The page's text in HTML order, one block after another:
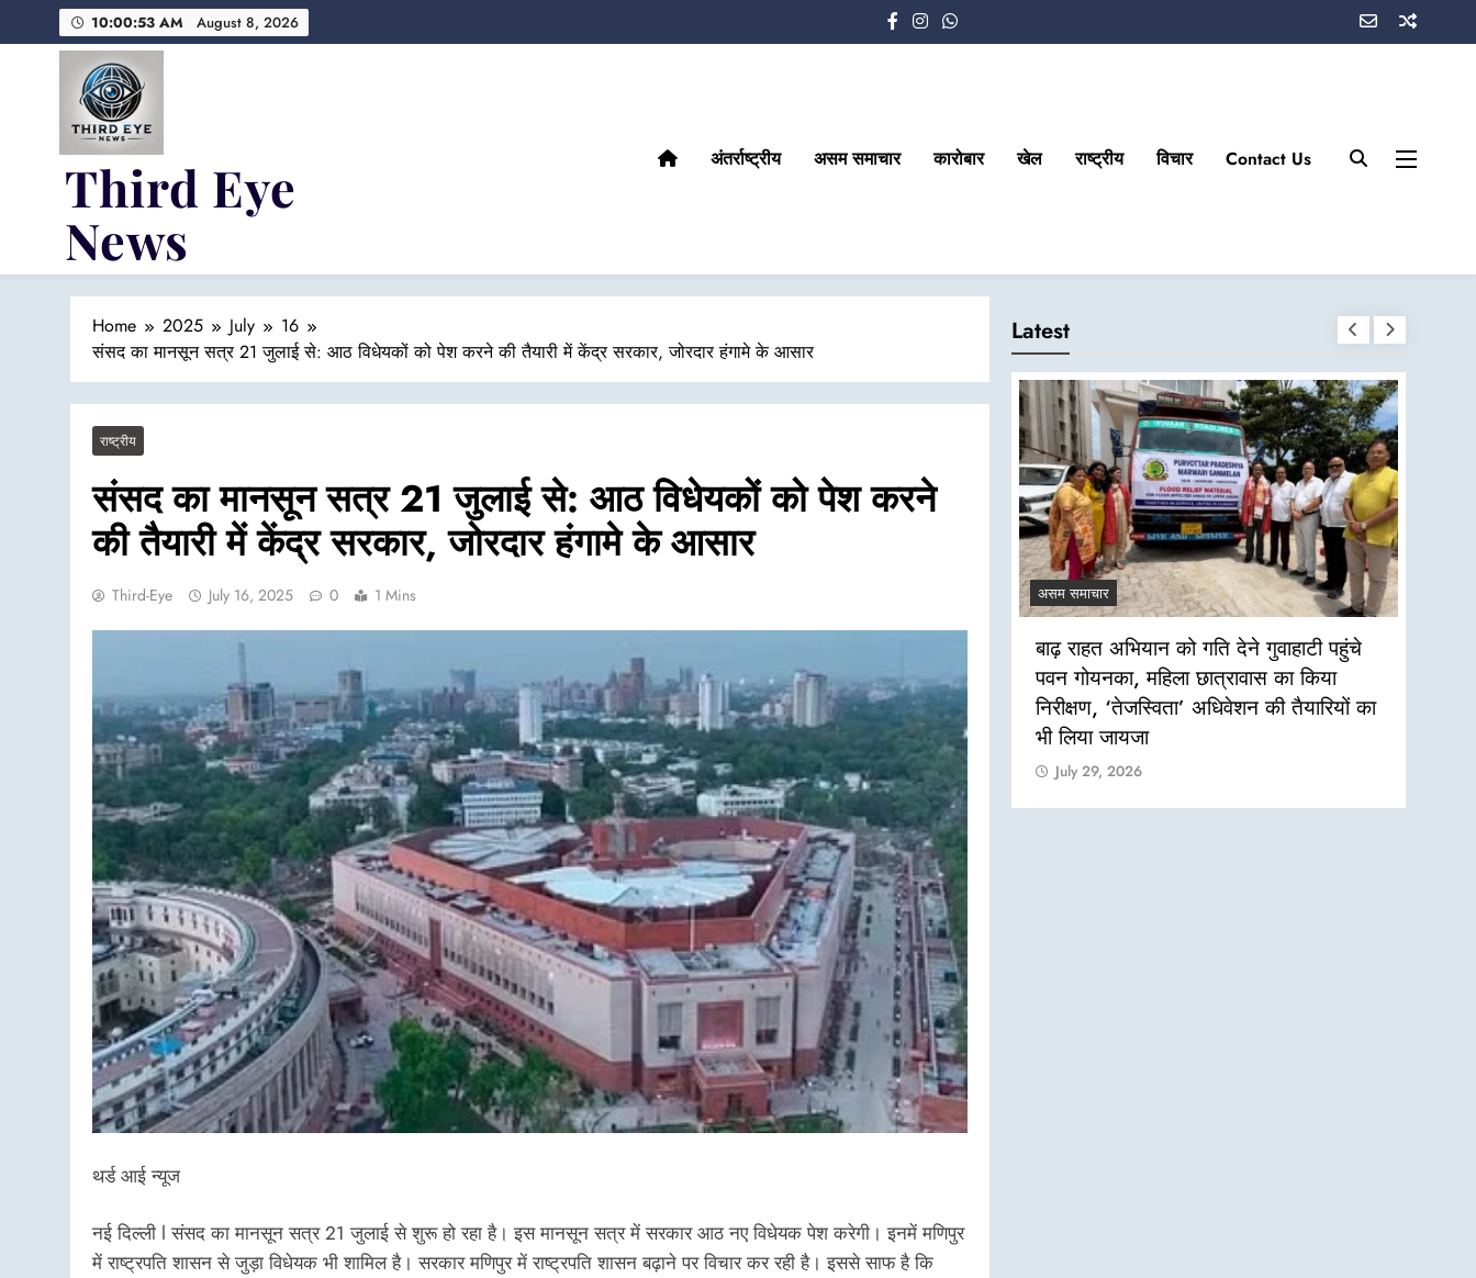
to
10:00:54 AM August 8, 2026
Third Eye
News
अंतर्राष्ट्रीय असम समाचार कारोबार खेल राष्ट्रीय विचार Contact Us
Home 2025 July
16
संसद का मानसून सत्र 21 जुलाई से: आठ विधेयकों को पेश करने की तैयारी में केंद्र सरकार, जोरदार हंगामे के आसार
राष्ट्रीय
संसद का मानसून सत्र 21 जुलाई से: आठ विधेयकों को पेश करने
की तैयारी में केंद्र सरकार, जोरदार हंगामे के आसार
Third-Eye July 16, 2025 0 1 Mins
थर्ड आई न्यूज
नई दिल्ली l संसद का मानसून सत्र 21 जुलाई से शुरू हो रहा है। इस मानसून सत्र में सरकार आठ नए विधेयक पेश करेगी। इनमें मणिपुर
में राष्ट्रपति शासन से जुड़ा विधेयक भी शामिल है। सरकार मणिपुर में राष्ट्रपति शासन बढ़ाने पर विचार कर रही है। इससे साफ है कि
Latest
की पहल, दो दिवसीय ‘लायंस क्वेस्ट’ प्रशिक्षण
शुरू
July 29, 2026
असम समाचार
बाढ़ राहत अभियान को गति देने गुवाहाटी पहुंचे
पवन गोयनका, महिला छात्रावास का किया
निरीक्षण, ‘तेजस्विता’ अधिवेशन की तैयारियों का
भी लिया जायजा
July 29, 2026